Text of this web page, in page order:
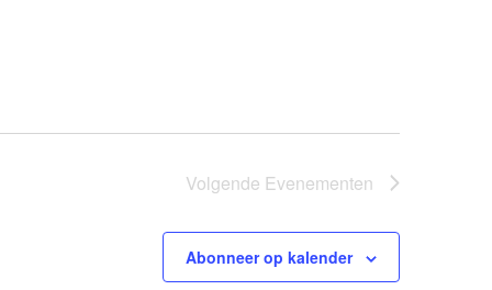
Volgende Evenementen
Abonneer op kalender